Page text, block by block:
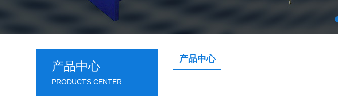
产品中心
PRODUCTS CENTER
产品中心